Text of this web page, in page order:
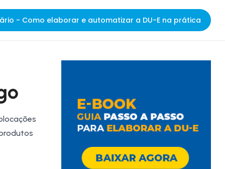
- Como elaborar e automatizar a DU-E na prática